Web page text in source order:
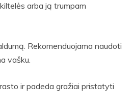
arba ją trumpam
Rekomenduojama naudoti
vašku.
ir padeda gražiai pristatyti